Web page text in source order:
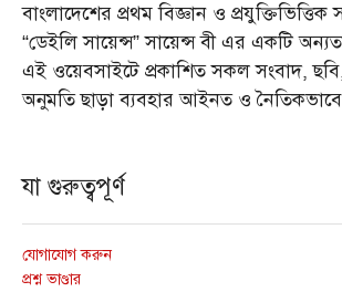
বাংলাদেশের প্রথম বিজ্ঞান ও প্রযুক্তিভিত্তিক
“ডেইলি সায়েন্স” সায়েন্স বী এর একটি
এই ওয়েবসাইটে প্রকাশিত সকল সংবাদ,
অনুমতি ছাড়া ব্যবহার আইনত ও
যা গুরুত্বপূর্ণ
যোগাযোগ করুন
প্রশ্ন ভাণ্ডার